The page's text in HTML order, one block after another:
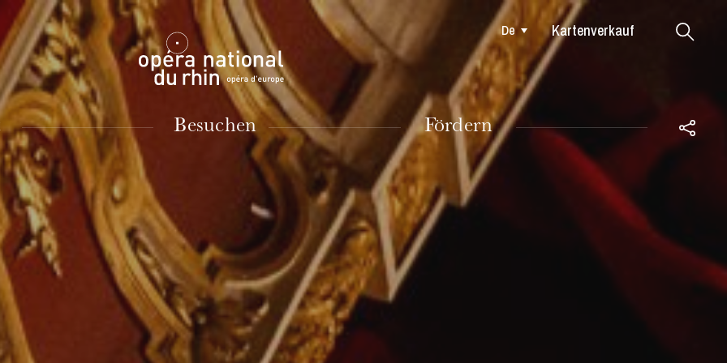
Mulhouse Colmar
DIENSTAG
De Kartenverkauf
Besuchen Fördern